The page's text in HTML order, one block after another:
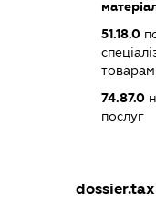
51.18.0
74.87.0
послуг
dossier.tax